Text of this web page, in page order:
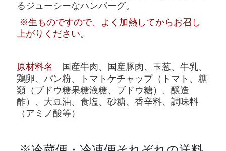
るジューシーなハンバーグ。
※生ものですので、よく加熱してからお召し
上がりください。
原材料名
国産牛肉、国産豚肉、玉葱、牛乳、
鶏卵、パン粉、トマトケチャップ（トマト、糖
類（ブドウ糖果糖液糖、ブドウ糖）、醸造
酢）、大豆油、食塩、砂糖、香辛料、調味料
（アミノ酸等）